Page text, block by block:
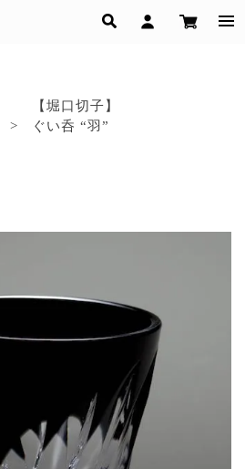
>
【堀口切子】
ぐい呑 “羽”